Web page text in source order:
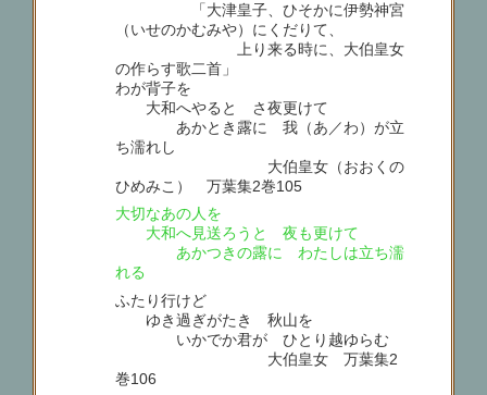
「大津皇子、ひそかに伊勢神宮
（いせのかむみや）にくだりて、
上り来る時に、大伯皇女
の作らす歌二首」
わが背子を
大和へやると さ夜更けて
あかとき露に 我（あ／わ）が立
ち濡れし
大伯皇女（おおくの
ひめみこ） 万葉集2巻105
大切なあの人を
大和へ見送ろうと 夜も更けて
あかつきの露に わたしは立ち濡
れる
ふたり行けど
ゆき過ぎがたき 秋山を
いかでか君が ひとり越ゆらむ
大伯皇女 万葉集2
巻106